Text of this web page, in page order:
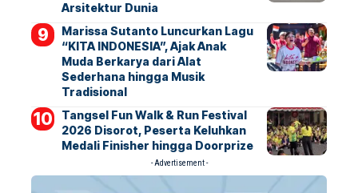
Arsitektur Dunia
Marissa Sutanto Luncurkan Lagu
“KITA INDONESIA”, Ajak Anak
Muda Berkarya dari Alat
Sederhana hingga Musik
Tradisional
Tangsel Fun Walk & Run Festival
2026 Disorot, Peserta Keluhkan
Medali Finisher hingga Doorprize
- Advertisement -